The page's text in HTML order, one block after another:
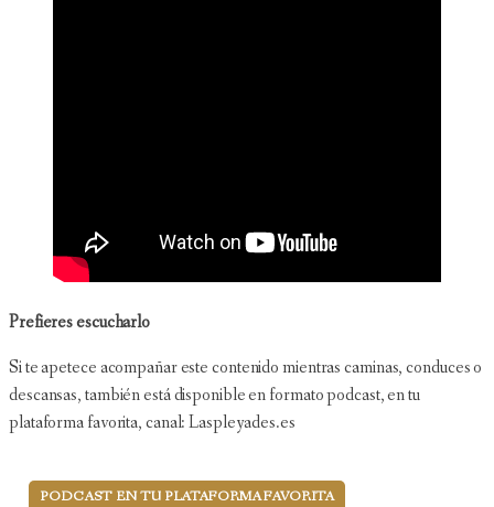
Prefieres escucharlo
Si te apetece acompañar este contenido mientras caminas, conduces o
descansas, también está disponible en formato podcast, en tu
plataforma favorita, canal: Laspleyades.es
PODCAST EN TU PLATAFORMA FAVORITA